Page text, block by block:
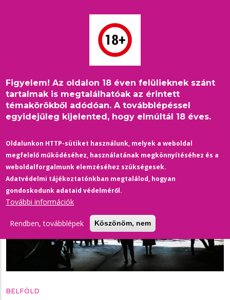
Figyelem! Az oldalon 18 éven felülieknek szánt
tartalmak is megtalálhatóak az érintett
témakörökből adódóan. A továbblépéssel
egyidejűleg kijelented, hogy elmúltál 18 éves.
Oldalunkon HTTP-sütiket használunk, melyek a weboldal
megfelelő működéséhez, használatának megkönnyítéséhez és a
weboldalforgalmunk elemzéséhez szükségesek.
Adatvédelmi tájékoztatónkban megtalálod, hogyan
gondoskodunk adataid védelméről.
További információk
Rendben, továbblépek Köszönöm, nem
Morzsa
Címlap /Belföld /
Civil szervezetek kérik a kormánytól és a parlamenttől a Pride
megtartását ellehetetlenítő jogszabályok visszavonását
BELFÖLD